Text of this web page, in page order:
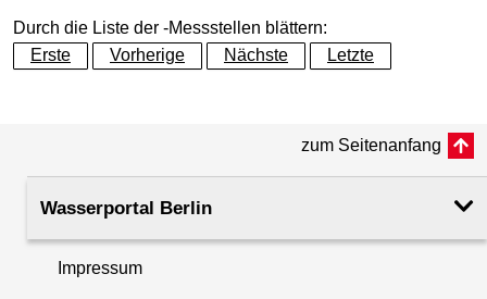
Durch die Liste der -Messstellen blättern:
Erste
Vorherige Nächste Letzte
zum Seitenanfang
Wasserportal Berlin
Impressum